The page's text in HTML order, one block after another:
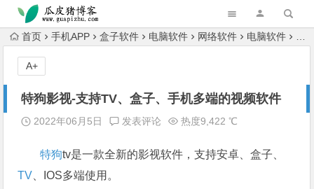
跳转到主内容
首页 手机APP 盒子软件 电脑软件 网络软件 电脑软件
特狗影视-支持TV、盒子、手机多端的视频软件
2022年06月5日 发表评论 热度9,422 ℃
特狗tv是一款全新的影视软件，支持安卓、盒子、
TV 、IOS多端使用。
A+